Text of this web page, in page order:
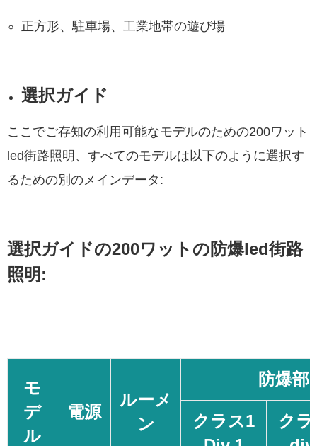
正方形、駐車場、工業地帯の遊び場
選択ガイド
ここでご存知の利用可能なモデルのための200ワット
led街路照明、すべてのモデルは以下のように選択す
るための別のメインデータ:
選択ガイドの200ワットの防爆led街路
照明:
モ
デ
ル
電源
ルーメ
ン
防爆部
クラス1
ク